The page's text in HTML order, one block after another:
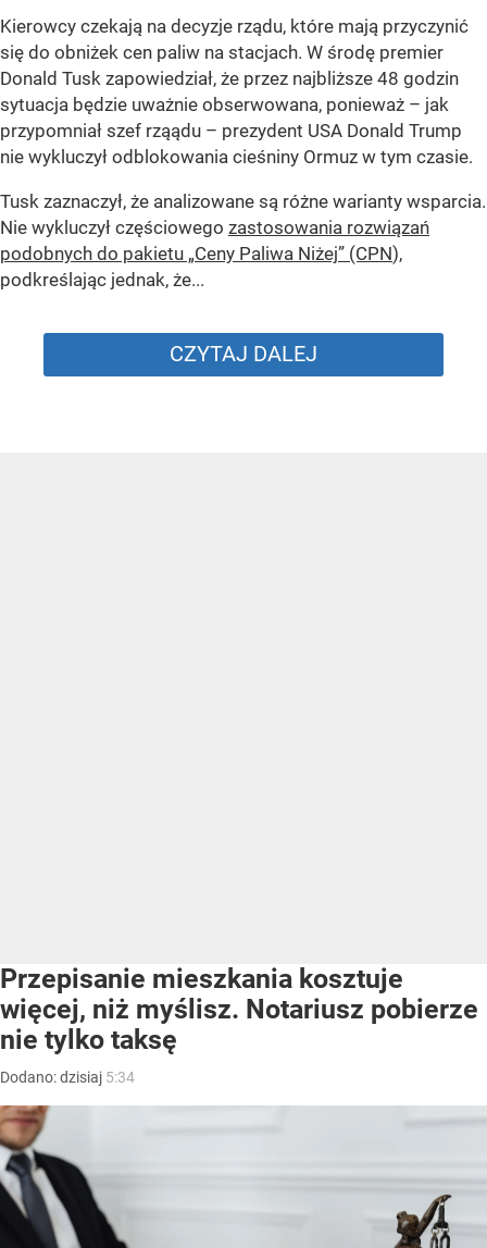
Kierowcy czekają na decyzje rządu, które mają przyczynić
się do obniżek cen paliw na stacjach. W środę premier
Donald Tusk zapowiedział, że przez najbliższe 48 godzin
sytuacja będzie uważnie obserwowana, ponieważ – jak
przypomniał szef rząądu – prezydent USA Donald Trump
nie wykluczył odblokowania cieśniny Ormuz w tym czasie.
Tusk zaznaczył, że analizowane są różne warianty wsparcia.
Nie wykluczył częściowego zastosowania rozwiązań
podobnych do pakietu „Ceny Paliwa Niżej” (CPN),
podkreślając jednak, że...
CZYTAJ DALEJ
Przepisanie mieszkania kosztuje
więcej, niż myślisz. Notariusz pobierze
nie tylko taksę
Dodano:dzisiaj 5:34